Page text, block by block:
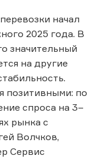
начал
2025 года. В
значительный
на другие
позитивными: по
спроса на 3–
рынка с
Волчков,
Сервис